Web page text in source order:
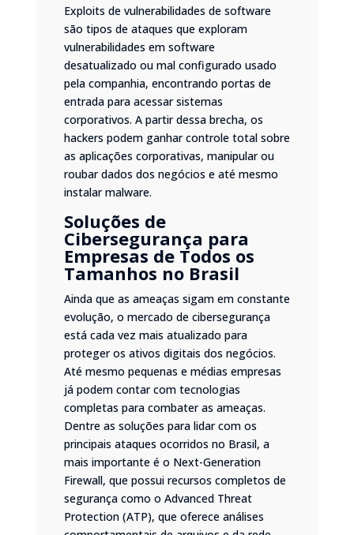
Exploits de vulnerabilidades de software
são tipos de ataques que exploram
vulnerabilidades em software
desatualizado ou mal configurado usado
pela companhia, encontrando portas de
entrada para acessar sistemas
corporativos. A partir dessa brecha, os
hackers podem ganhar controle total sobre
as aplicações corporativas, manipular ou
roubar dados dos negócios e até mesmo
instalar malware.
Soluções de
Cibersegurança para
Empresas de Todos os
Tamanhos no Brasil
Ainda que as ameaças sigam em constante
evolução, o mercado de cibersegurança
está cada vez mais atualizado para
proteger os ativos digitais dos negócios.
Até mesmo pequenas e médias empresas
já podem contar com tecnologias
completas para combater as ameaças.
Dentre as soluções para lidar com os
principais ataques ocorridos no Brasil, a
mais importante é o Next-Generation
Firewall, que possui recursos completos de
segurança como o Advanced Threat
Protection (ATP), que oferece análises